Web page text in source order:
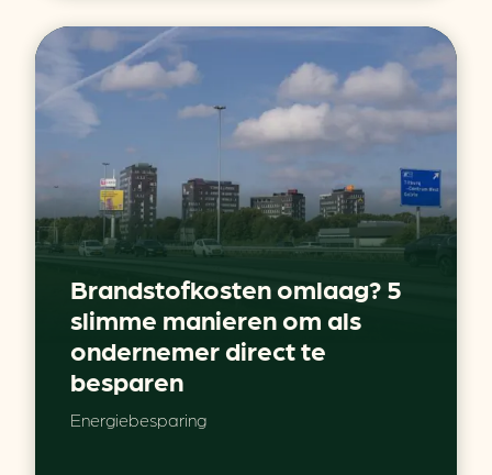
Brandstofkosten omlaag? 5
slimme manieren om als
ondernemer direct te
besparen
Energiebesparing